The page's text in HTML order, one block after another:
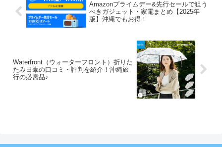
Amazonプライムデー&先行セールで狙う
べきガジェット・家電まとめ【2025年
版】沖縄でもお得！
Waterfront（ウォーターフロント）折りた
たみ日傘の口コミ・評判を紹介！沖縄旅
行の必需品♪